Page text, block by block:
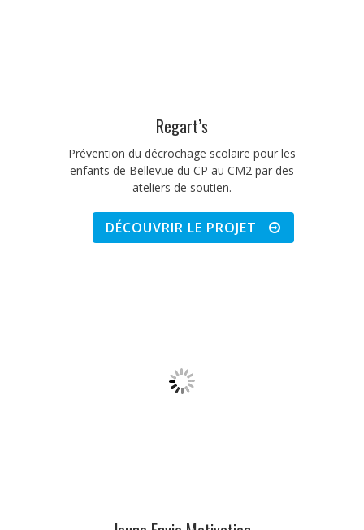
Regart’s
Prévention du décrochage scolaire pour les
enfants de Bellevue du CP au CM2 par des
ateliers de soutien.
DÉCOUVRIR LE PROJET